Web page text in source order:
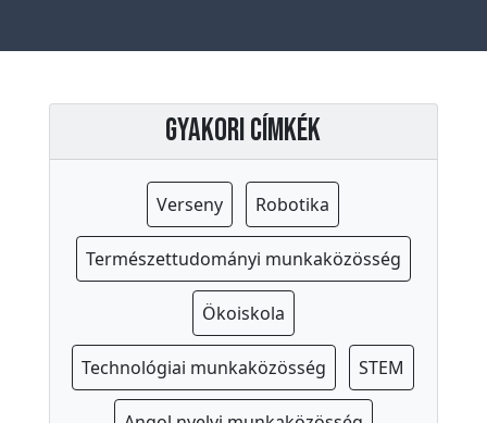
Gyakori címkék
Verseny Robotika
Természettudományi munkaközösség
Ökoiskola
Technológiai munkaközösség STEM